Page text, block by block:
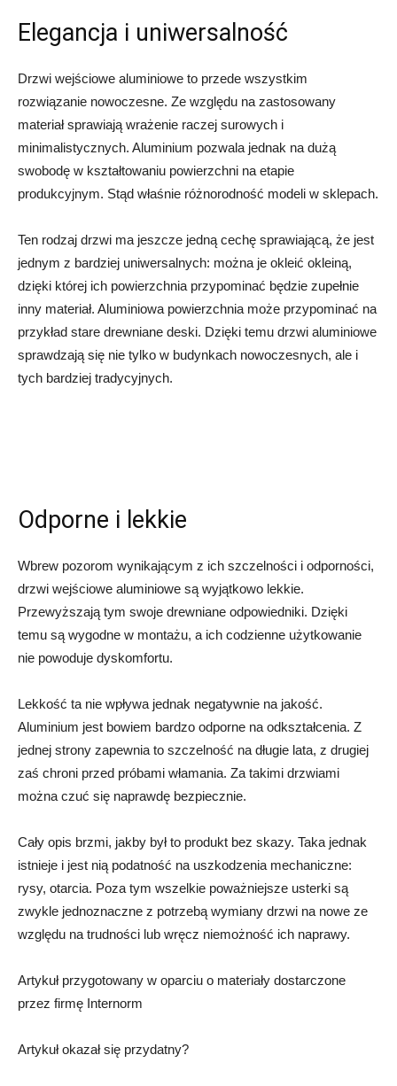
Elegancja i uniwersalność
Drzwi wejściowe aluminiowe to przede wszystkim
rozwiązanie nowoczesne. Ze względu na zastosowany
materiał sprawiają wrażenie raczej surowych i
minimalistycznych. Aluminium pozwala jednak na dużą
swobodę w kształtowaniu powierzchni na etapie
produkcyjnym. Stąd właśnie różnorodność modeli w sklepach.
Ten rodzaj drzwi ma jeszcze jedną cechę sprawiającą, że jest
jednym z bardziej uniwersalnych: można je okleić okleiną,
dzięki której ich powierzchnia przypominać będzie zupełnie
inny materiał. Aluminiowa powierzchnia może przypominać na
przykład stare drewniane deski. Dzięki temu drzwi aluminiowe
sprawdzają się nie tylko w budynkach nowoczesnych, ale i
tych bardziej tradycyjnych.
Odporne i lekkie
Wbrew pozorom wynikającym z ich szczelności i odporności,
drzwi wejściowe aluminiowe są wyjątkowo lekkie.
Przewyższają tym swoje drewniane odpowiedniki. Dzięki
temu są wygodne w montażu, a ich codzienne użytkowanie
nie powoduje dyskomfortu.
Lekkość ta nie wpływa jednak negatywnie na jakość.
Aluminium jest bowiem bardzo odporne na odkształcenia. Z
jednej strony zapewnia to szczelność na długie lata, z drugiej
zaś chroni przed próbami włamania. Za takimi drzwiami
można czuć się naprawdę bezpiecznie.
Cały opis brzmi, jakby był to produkt bez skazy. Taka jednak
istnieje i jest nią podatność na uszkodzenia mechaniczne:
rysy, otarcia. Poza tym wszelkie poważniejsze usterki są
zwykle jednoznaczne z potrzebą wymiany drzwi na nowe ze
względu na trudności lub wręcz niemożność ich naprawy.
Artykuł przygotowany w oparciu o materiały dostarczone
przez firmę Internorm
Artykuł okazał się przydatny?